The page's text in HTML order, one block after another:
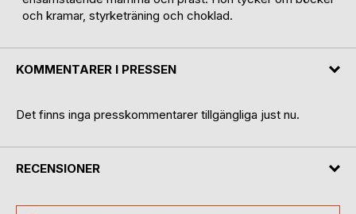
och kramar, styrketräning och choklad.
KOMMENTARER I PRESSEN
Det finns inga presskommentarer tillgängliga just nu.
RECENSIONER